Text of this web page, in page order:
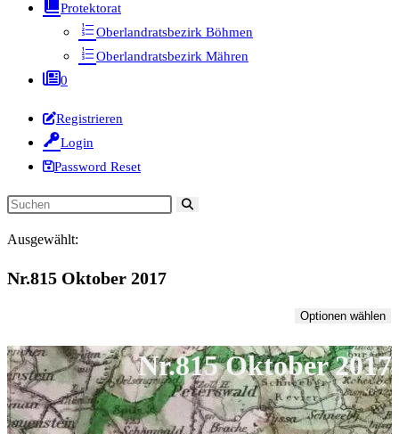
Protektorat
Oberlandratsbezirk Böhmen
Oberlandratsbezirk Mähren
0
Registrieren
Login
Password Reset
Diese
durchsuchen
Ausgewählt:
Nr.815 Oktober 2017
Optionen wählen
Nr.815 Oktober 2017